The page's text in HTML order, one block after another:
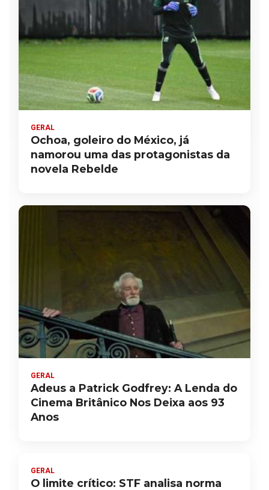
GERAL
Ochoa, goleiro do México, já
namorou uma das protagonistas da
novela Rebelde
GERAL
Adeus a Patrick Godfrey: A Lenda do
Cinema Britânico Nos Deixa aos 93
Anos
GERAL
O limite crítico: STF analisa norma